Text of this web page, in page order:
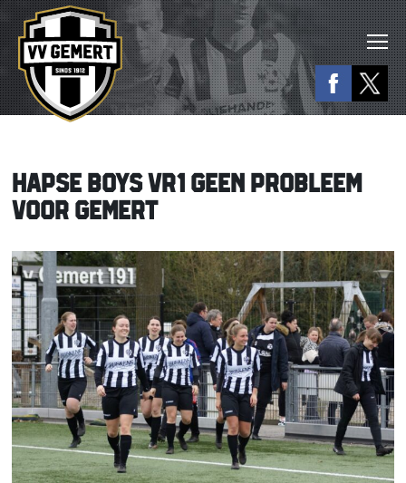
HAPSE BOYS VR1 GEEN PROBLEEM
VOOR GEMERT